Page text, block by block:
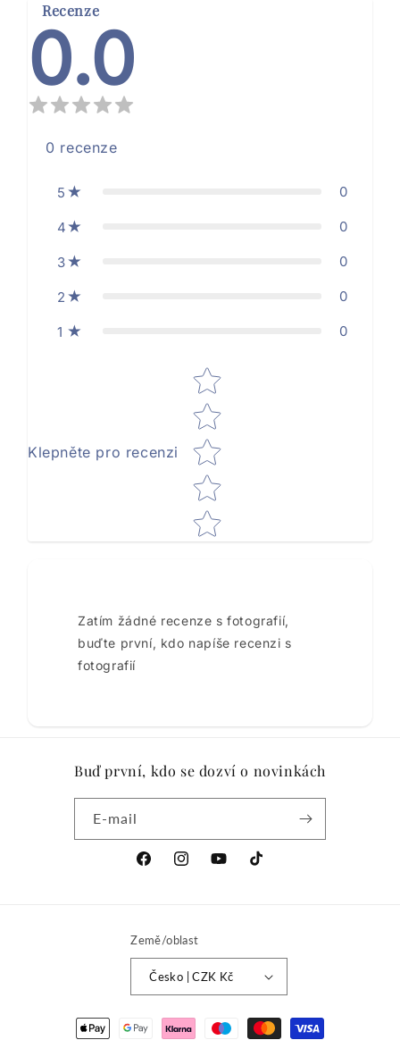
Recenze
0.0
0 recenze
5 0
4 0
3 0
2 0
1 0
Klepněte pro recenzi
Star rating
Zatím žádné recenze s fotografií,
buďte první, kdo napíše recenzi s
fotografií
Buď první, kdo se dozví o novinkách
E-mail
FacebookInstagramYouTubeTikTok
Země/oblast
Česko | CZK Kč
Platební